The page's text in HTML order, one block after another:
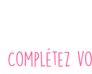
Complétez